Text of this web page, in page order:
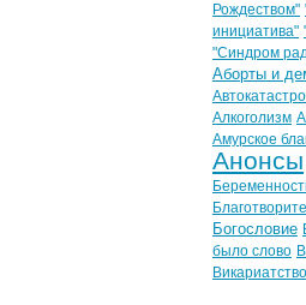
Рождеством"
инициатива"
"Синдром
Аборты и
Алкоголизм
Амурское
Анонсы
Богословие
было слово
Викариатство